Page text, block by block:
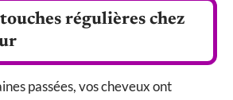
régulières chez
passées, vos cheveux ont